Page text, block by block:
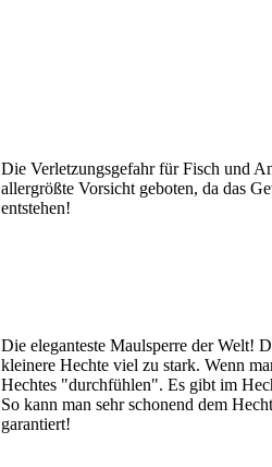
Die Verletzungsgefahr für Fisch und
allergrößte Vorsicht geboten, da das
entstehen!
Die eleganteste Maulsperre der Welt!
kleinere Hechte viel zu stark. Wenn
Hechtes "durchfühlen". Es gibt im
So kann man sehr schonend dem
garantiert!